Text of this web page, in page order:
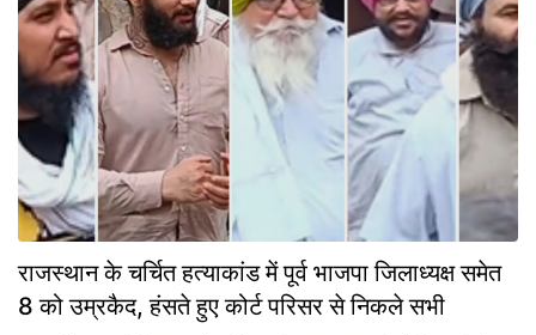
राजस्थान के चर्चित हत्याकांड में पूर्व भाजपा जिलाध्यक्ष समेत
8 को उम्रकैद, हंसते हुए कोर्ट परिसर से निकले सभी